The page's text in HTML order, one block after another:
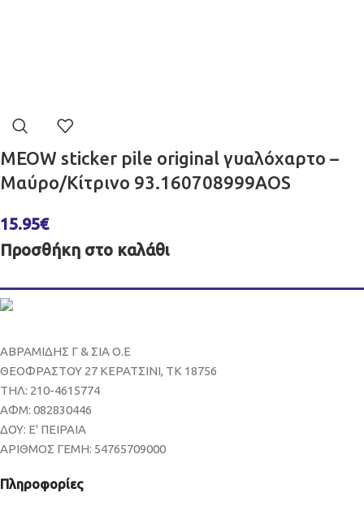
MEOW sticker pile original γυαλόχαρτο –
Μαύρο/Κίτρινο 93.160708999AOS
15.95€
Προσθήκη στο καλάθι
ΑΒΡΑΜΙΔΗΣ Γ & ΣΙΑ Ο.Ε
ΘΕΟΦΡΑΣΤΟΥ 27 ΚΕΡΑΤΣΙΝΙ, ΤΚ 18756
ΤΗΛ: 210-4615774
ΑΦΜ: 082830446
ΔΟΥ: Ε' ΠΕΙΡΑΙΑ
ΑΡΙΘΜΟΣ ΓΕΜΗ: 54765709000
Πληροφορίες